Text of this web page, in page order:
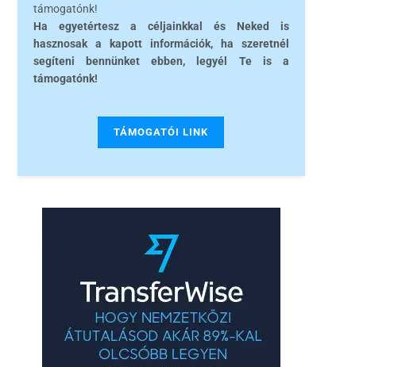
támogatónk!
Ha egyetértesz a céljainkkal és Neked is
hasznosak a kapott információk, ha szeretnél
segíteni bennünket ebben, legyél Te is a
támogatónk!
TÁMOGATÓI LINK